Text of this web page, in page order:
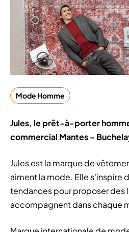
Mode Homme
Jules, le prêt-à-porter
commercial Mantes -
Jules est la marque de
aiment la mode. Elle s'inspire
tendances pour proposer des
accompagnent dans chaque